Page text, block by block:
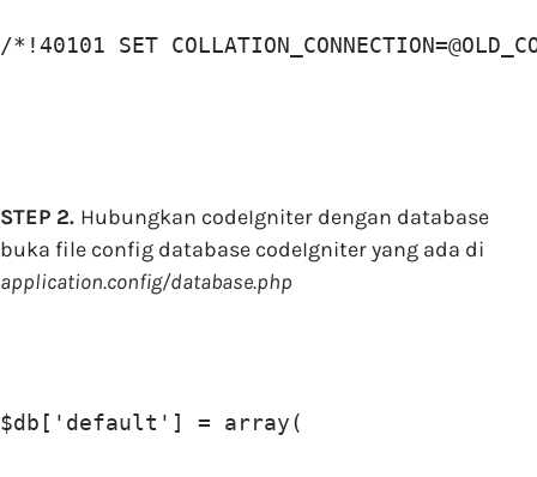
/*!40101 SET
STEP 2. Hubungkan codeIgniter dengan database
buka file config database codeIgniter yang ada di
application.config/database.php
$db['default'] = array(